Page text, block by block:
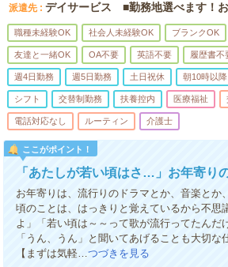
派遣先 デイサービス ■勤務地選べます！お
職種未経験OK 社会人未経験OK ブランクOK
友達と一緒OK OA不要 英語不要 履歴書不
週4日勤務 週5日勤務 土日祝休 朝10時以降
シフト 交替制勤務 扶養控内 医療福祉
電話対応なし ルーティン 介護士
ここがポイント！
「あたしが若い頃はさ…」お年寄り
お年寄りは、流行りのドラマとか、音楽と
頃のことは、はっきりと覚えているから不
よ」「若い頃は～～って歌が流行ってたん
「うん、うん」と聞いてあげることも大切
【まずは気軽…つづきを見る